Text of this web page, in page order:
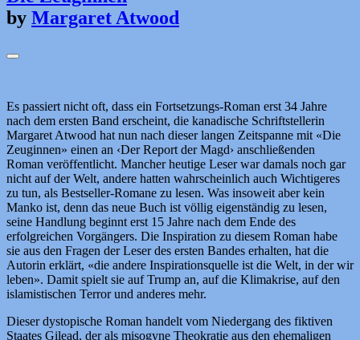
by Margaret Atwood
Es passiert nicht oft, dass ein Fortsetzungs-Roman erst 34 Jahre
nach dem ersten Band erscheint, die kanadische Schriftstellerin
Margaret Atwood hat nun nach dieser langen Zeitspanne mit «Die
Zeuginnen» einen an ‹Der Report der Magd› anschließenden
Roman veröffentlicht. Mancher heutige Leser war damals noch gar
nicht auf der Welt, andere hatten wahrscheinlich auch Wichtigeres
zu tun, als Bestseller-Romane zu lesen. Was insoweit aber kein
Manko ist, denn das neue Buch ist völlig eigenständig zu lesen,
seine Handlung beginnt erst 15 Jahre nach dem Ende des
erfolgreichen Vorgängers. Die Inspiration zu diesem Roman habe
sie aus den Fragen der Leser des ersten Bandes erhalten, hat die
Autorin erklärt, «die andere Inspirationsquelle ist die Welt, in der wir
leben». Damit spielt sie auf Trump an, auf die Klimakrise, auf den
islamistischen Terror und anderes mehr.
Dieser dystopische Roman handelt vom Niedergang des fiktiven
Staates Gilead, der als misogyne Theokratie aus den ehemaligen